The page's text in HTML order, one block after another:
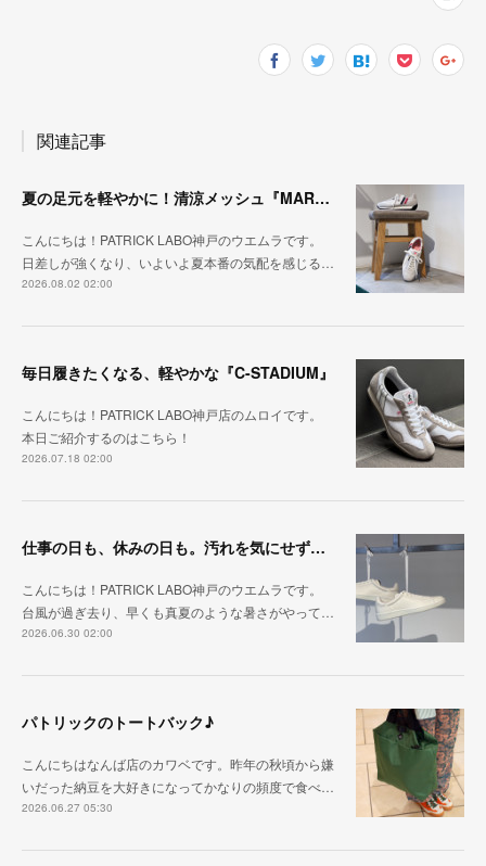
関連記事
夏の足元を軽やかに！清涼メッシュ『MARATHON-ME2』
こんにちは！PATRICK LABO神戸のウエムラです。
日差しが強くなり、いよいよ夏本番の気配を感じる…
2026.08.02 02:00
毎日履きたくなる、軽やかな『C-STADIUM』
こんにちは！PATRICK LABO神戸店のムロイです。
本日ご紹介するのはこちら！
2026.07.18 02:00
仕事の日も、休みの日も。汚れを気にせず毎日履ける『PUNCH-WP_WHT』
こんにちは！PATRICK LABO神戸のウエムラです。
台風が過ぎ去り、早くも真夏のような暑さがやって…
2026.06.30 02:00
パトリックのトートバック♪
こんにちはなんば店のカワベです。昨年の秋頃から嫌
いだった納豆を大好きになってかなりの頻度で食べ…
2026.06.27 05:30